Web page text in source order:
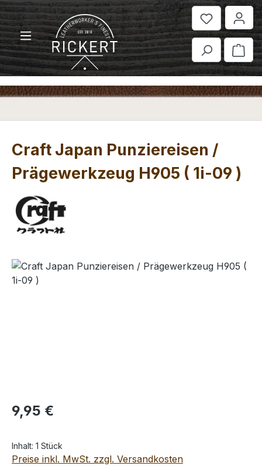
Zum Hauptinhalt springen
Craft Japan Punziereisen /
Prägewerkzeug H905 ( 1i-09 )
Bildergalerie überspringen
Regulärer Preis:
9,95 €
Inhalt: 1 Stück
Preise inkl. MwSt. zzgl. Versandkosten